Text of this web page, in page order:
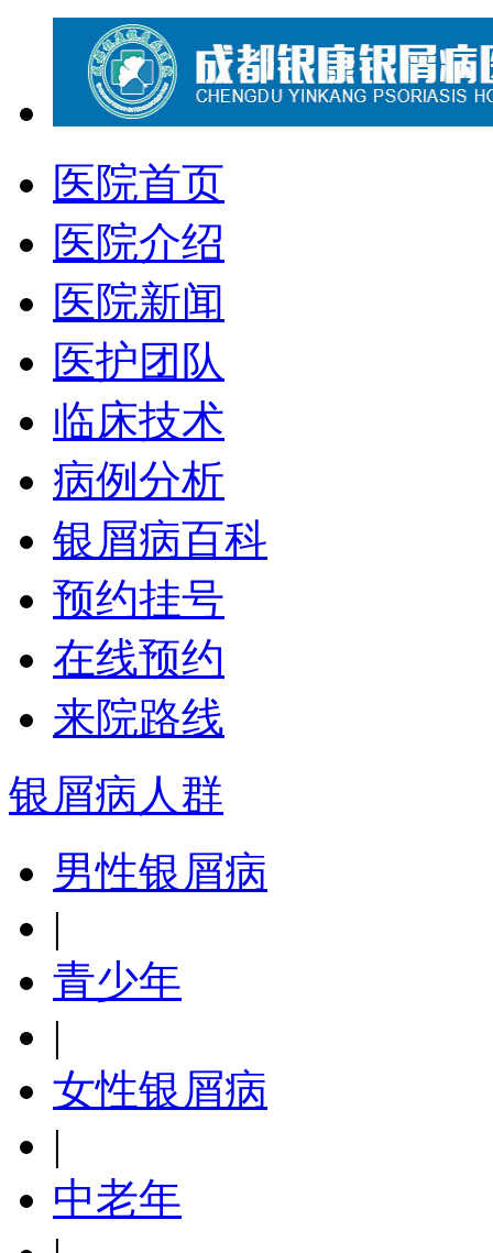
医院首页
医院介绍
医院新闻
医护团队
临床技术
病例分析
银屑病百科
预约挂号
在线预约
来院路线
银屑病人群
男性银屑病
|
青少年
|
女性银屑病
|
中老年